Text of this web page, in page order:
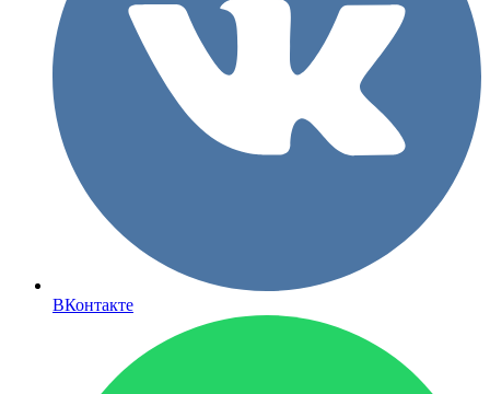
ВКонтакте